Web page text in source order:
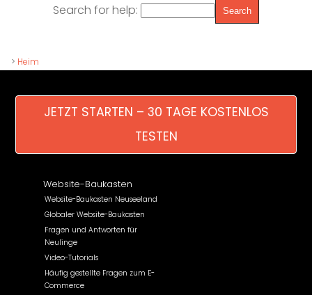
Search for help:
> Heim
JETZT STARTEN – 30 TAGE KOSTENLOS
TESTEN
Website-Baukasten
Website-Baukasten Neuseeland
Globaler Website-Baukasten
Fragen und Antworten für
Neulinge
Video-Tutorials
Häufig gestellte Fragen zum E-
Commerce